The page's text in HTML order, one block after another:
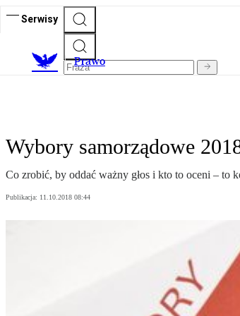
Serwisy
Prawo
Wybory samorządowe
Co zrobić, by oddać ważny głos i kto to oceni – to
Publikacja: 11.10.2018 08:44